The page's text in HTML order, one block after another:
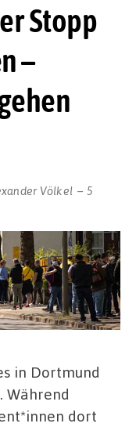
Stopp
–
Völkel
5
in Dortmund
dort